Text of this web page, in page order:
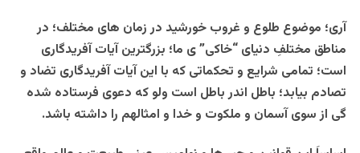
آری؛ موضوع طلوع و غروب خورشید در زمان های مختلف؛ در
مناطق مختلفِ دنیای “خاکی” ی ما؛ بزرگترین آیات آفریدگاری
است؛ تمامی شرایع و تحکماتی که با این آیات آفریدگاری تضاد و
تصادم بیابد؛ باطل اندر باطل است ولو که دعوی فرستاده شده
گی از سوی آسمان و ملکوت و خدا و امثالهم را داشته باشد.